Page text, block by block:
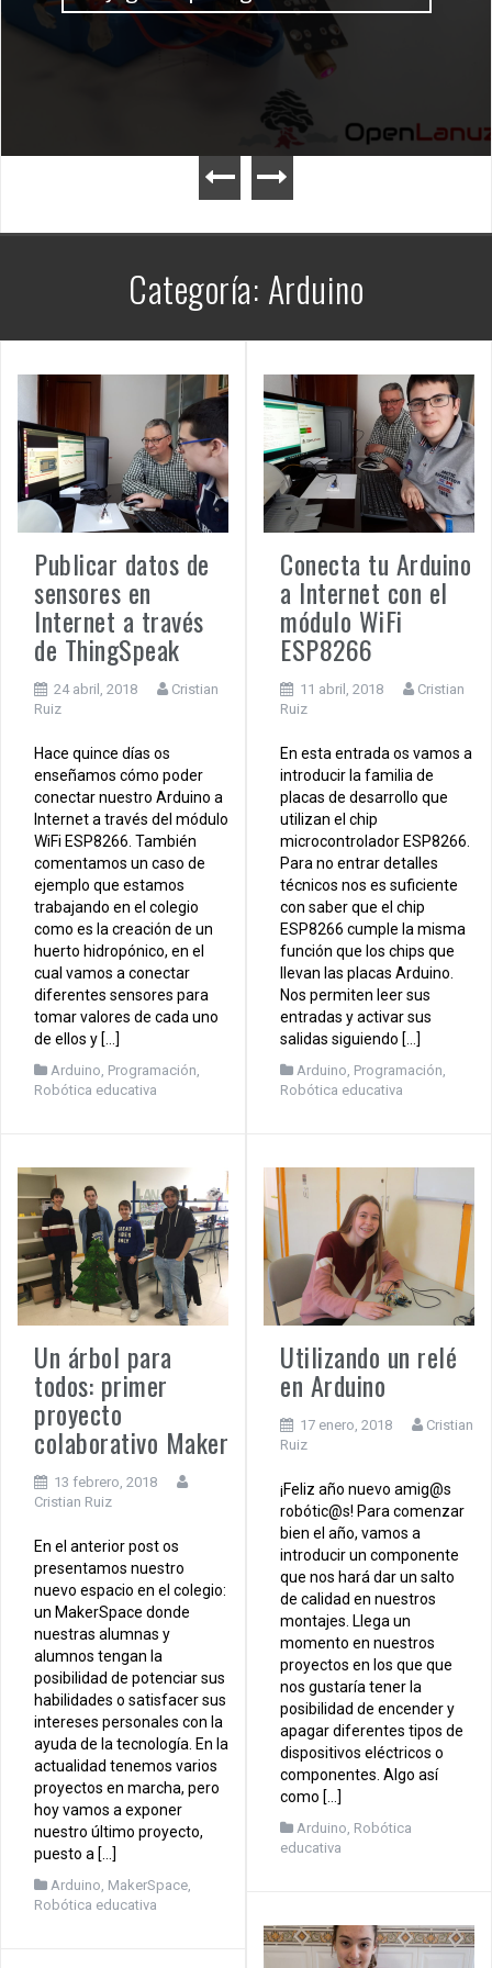
Categoría: Arduino
Publicar datos de
sensores en
Internet a través
de ThingSpeak
24 abril, 2018
Cristian
Ruiz
Hace quince días os
enseñamos cómo poder
conectar nuestro Arduino a
Internet a través del módulo
WiFi ESP8266. También
comentamos un caso de
ejemplo que estamos
trabajando en el colegio
como es la creación de un
huerto hidropónico, en el
cual vamos a conectar
diferentes sensores para
tomar valores de cada uno
de ellos y […]
Arduino, Programación,
Robótica educativa
Conecta tu Arduino
a Internet con el
módulo WiFi
ESP8266
11 abril, 2018
Cristian
Ruiz
En esta entrada os vamos a
introducir la familia de
placas de desarrollo que
utilizan el chip
microcontrolador ESP8266.
Para no entrar detalles
técnicos nos es suficiente
con saber que el chip
ESP8266 cumple la misma
función que los chips que
llevan las placas Arduino.
Nos permiten leer sus
entradas y activar sus
salidas siguiendo […]
Arduino, Programación,
Robótica educativa
Un árbol para
todos: primer
proyecto
colaborativo Maker
13 febrero, 2018
Cristian Ruiz
En el anterior post os
presentamos nuestro
nuevo espacio en el colegio:
un MakerSpace donde
nuestras alumnas y
alumnos tengan la
posibilidad de potenciar sus
habilidades o satisfacer sus
intereses personales con la
ayuda de la tecnología. En la
actualidad tenemos varios
proyectos en marcha, pero
hoy vamos a exponer
nuestro último proyecto,
puesto a […]
Arduino, MakerSpace,
Robótica educativa
Utilizando un relé
en Arduino
17 enero, 2018
Cristian
Ruiz
¡Feliz año nuevo amig@s
robótic@s! Para comenzar
bien el año, vamos a
introducir un componente
que nos hará dar un salto
de calidad en nuestros
montajes. Llega un
momento en nuestros
proyectos en los que que
nos gustaría tener la
posibilidad de encender y
apagar diferentes tipos de
dispositivos eléctricos o
componentes. Algo así
como […]
Arduino, Robótica
educativa